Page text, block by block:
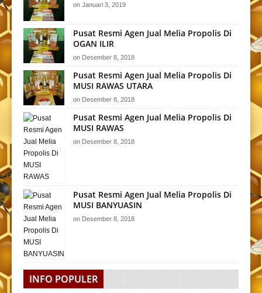
on Januari 3, 2019
Pusat Resmi Agen Jual Melia Propolis Di
OGAN ILIR
on Desember 8, 2018
Pusat Resmi Agen Jual Melia Propolis Di
MUSI RAWAS UTARA
on Desember 8, 2018
Pusat Resmi Agen Jual Melia Propolis Di
MUSI RAWAS
on Desember 8, 2018
Pusat Resmi Agen Jual Melia Propolis Di
MUSI BANYUASIN
on Desember 8, 2018
INFO POPULER